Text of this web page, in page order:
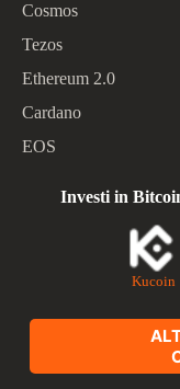
Cosmos
Tezos
Ethereum 2.0
Cardano
EOS
Investi in
Kucoin